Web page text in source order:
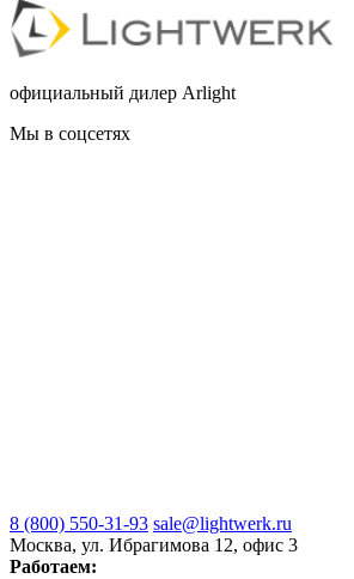
официальный дилер Arlight
Мы в соцсетях
8 (800) 550-31-93 sale@lightwerk.ru
Москва, ул. Ибрагимова 12, офис 3
Работаем: